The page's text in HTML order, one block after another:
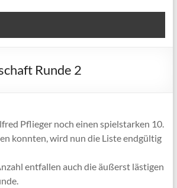
Runde 2
Pflieger noch einen spielstarken 10.
konnten, wird nun die Liste endgültig
entfallen auch die äußerst lästigen